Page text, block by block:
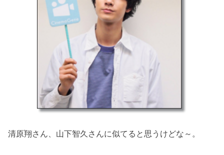
清原翔さん、山下智久さんに似てると思うけどな～。